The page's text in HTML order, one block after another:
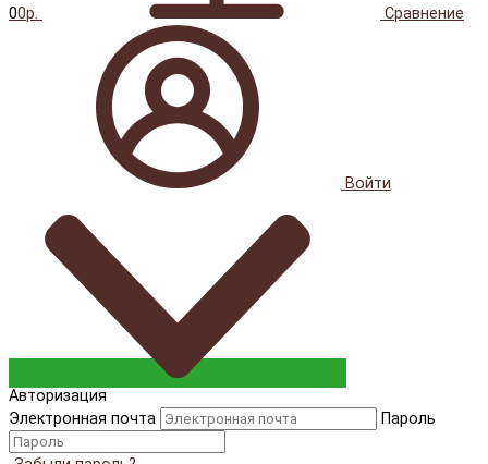
00р. Сравнение
Войти
Авторизация
Электронная почта
Пароль